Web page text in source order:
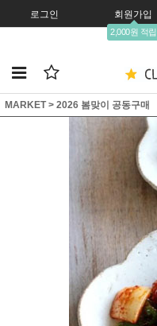
로그인 회원가입
2,000원 적립
MARKET> 2026 봄맞이 공동구매